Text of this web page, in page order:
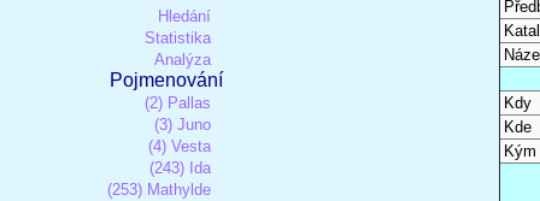
Hledání
Statistika
Analýza
Pojmenování
(2) Pallas
(3) Juno
(4) Vesta
(243) Ida
(253) Mathylde
Kdy
Kde
Kým